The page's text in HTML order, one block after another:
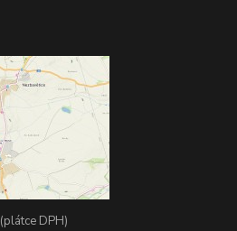
(plátce DPH)